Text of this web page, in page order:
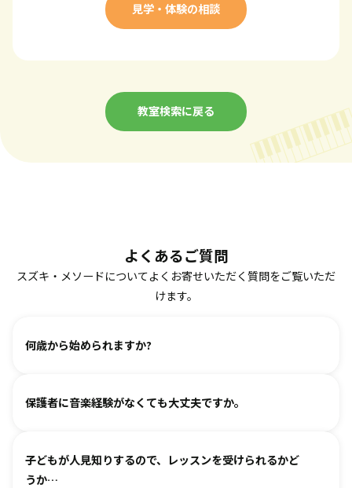
見学・体験の相談
教室検索に戻る
よくあるご質問
スズキ・メソードについてよくお寄せいただく質問をご覧いただ
けます。
何歳から始められますか?
ヴァイオリン、ピアノ、フルート、チェロは2、3歳から始め
（楽器のレッスンを始める前の0〜3歳児コースは全国に約15
箇所ございます。）
保護者に音楽経験がなくても大丈夫ですか。
基本は個人レッスンで、一人一人に合わせて指導しておりま
す。楽器に触れるのが初めてのお子様・ご家庭でも基礎から
子どもが人見知りするので、レッスンを受けられるかど
うか…